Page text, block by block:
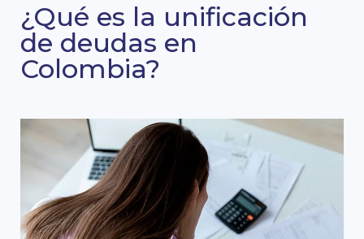
¿Qué es la unificación
de deudas en
Colombia?